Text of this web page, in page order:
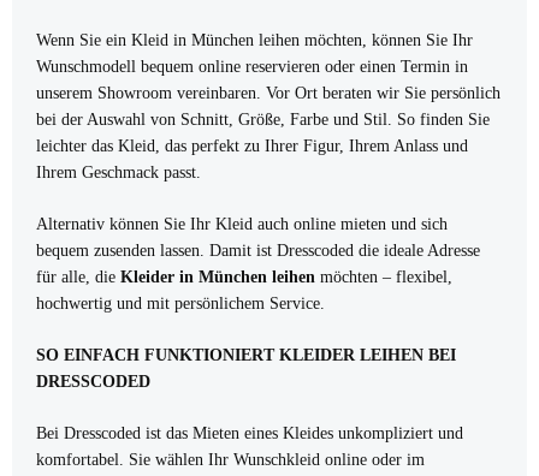
Wenn Sie ein Kleid in München leihen möchten, können Sie Ihr
Wunschmodell bequem online reservieren oder einen Termin in
unserem Showroom vereinbaren. Vor Ort beraten wir Sie persönlich
bei der Auswahl von Schnitt, Größe, Farbe und Stil. So finden Sie
leichter das Kleid, das perfekt zu Ihrer Figur, Ihrem Anlass und
Ihrem Geschmack passt.
Alternativ können Sie Ihr Kleid auch online mieten und sich
bequem zusenden lassen. Damit ist Dresscoded die ideale Adresse
für alle, die Kleider in München leihen möchten – flexibel,
hochwertig und mit persönlichem Service.
SO EINFACH FUNKTIONIERT KLEIDER LEIHEN BEI
DRESSCODED
Bei Dresscoded ist das Mieten eines Kleides unkompliziert und
komfortabel. Sie wählen Ihr Wunschkleid online oder im